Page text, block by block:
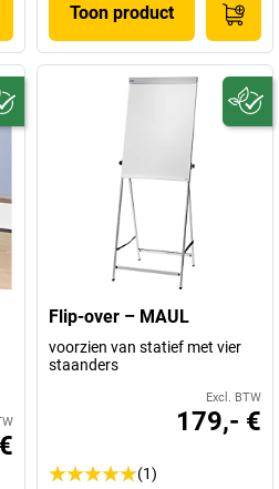
Toon product
Flip-over – MAUL
voorzien van statief met vier
staanders
Excl. BTW
179,- €
(1)